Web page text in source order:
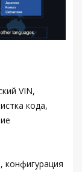
VIN,
кода,
конфигурация